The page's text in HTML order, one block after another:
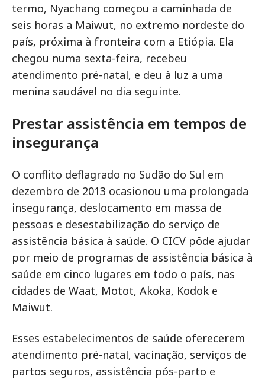
termo, Nyachang começou a caminhada de
seis horas a Maiwut, no extremo nordeste do
país, próxima à fronteira com a Etiópia. Ela
chegou numa sexta-feira, recebeu
atendimento pré-natal, e deu à luz a uma
menina saudável no dia seguinte.
Prestar assistência em tempos de
insegurança
O conflito deflagrado no Sudão do Sul em
dezembro de 2013 ocasionou uma prolongada
insegurança, deslocamento em massa de
pessoas e desestabilização do serviço de
assistência básica à saúde. O CICV pôde ajudar
por meio de programas de assistência básica à
saúde em cinco lugares em todo o país, nas
cidades de Waat, Motot, Akoka, Kodok e
Maiwut.
Esses estabelecimentos de saúde oferecerem
atendimento pré-natal, vacinação, serviços de
partos seguros, assistência pós-parto e